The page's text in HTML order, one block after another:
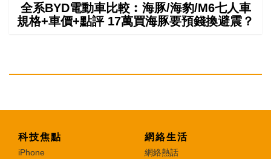
全系BYD電動車比較︰海豚/海豹/M6七人車
規格+車價+點評 17萬買海豚要預錢換避震？
科技焦點
iPhone
網絡生活
網絡熱話